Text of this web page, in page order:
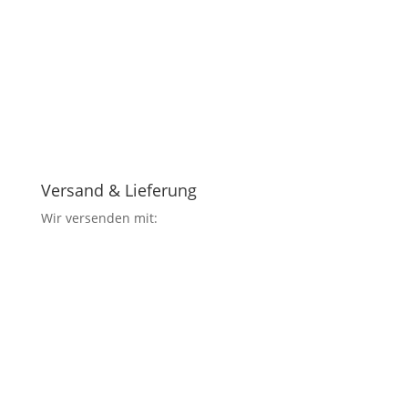
Versand & Lieferung
Wir versenden mit: